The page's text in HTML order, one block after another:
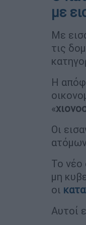
με
Με
τις
Η
«
Οι
Το νέο
μη
οι
Αυτοί